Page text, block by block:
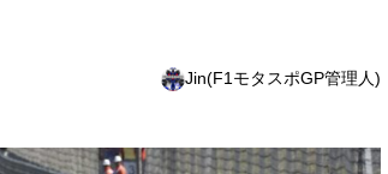
Jin(F1モタスポGP管理人)